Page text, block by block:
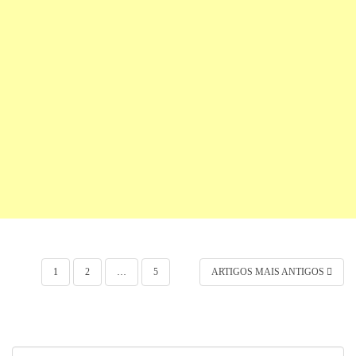
Navegação por posts
1 2 … 5 ARTIGOS MAIS ANTIGOS